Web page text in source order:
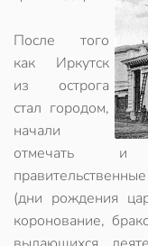
После того
как Иркутск
из острога
стал городом,
начали
отмечать и
(дни рождения
коронование,